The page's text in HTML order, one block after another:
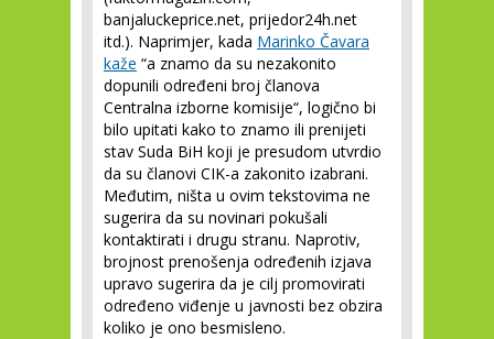
banjaluckeprice.net, prijedor24h.net
itd.). Naprimjer, kada Marinko Čavara
kaže “a znamo da su nezakonito
dopunili određeni broj članova
Centralna izborne komisije“, logično bi
bilo upitati kako to znamo ili prenijeti
stav Suda BiH koji je presudom utvrdio
da su članovi CIK-a zakonito izabrani.
Međutim, ništa u ovim tekstovima ne
sugerira da su novinari pokušali
kontaktirati i drugu stranu. Naprotiv,
brojnost prenošenja određenih izjava
upravo sugerira da je cilj promovirati
određeno viđenje u javnosti bez obzira
koliko je ono besmisleno.